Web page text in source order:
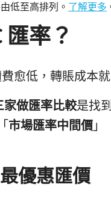
低至高排列。 了解更多
率？
愈低，轉賬成本
家做匯率比較是找
市場匯率中間價 」
優惠匯價